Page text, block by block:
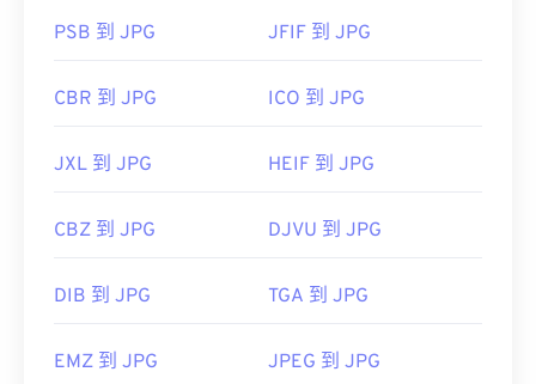
PSB 到 JPG JFIF 到 JPG
CBR 到 JPG ICO 到 JPG
JXL 到 JPG HEIF 到 JPG
CBZ 到 JPG DJVU 到 JPG
DIB 到 JPG TGA 到 JPG
EMZ 到 JPG JPEG 到 JPG